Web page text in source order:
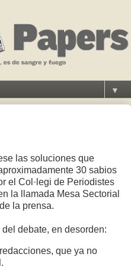
▼
las soluciones que
30 sabios
el Col·legi de Periodistes
la llamada Mesa Sectorial
la prensa.
del debate, en desorden:
que ya no